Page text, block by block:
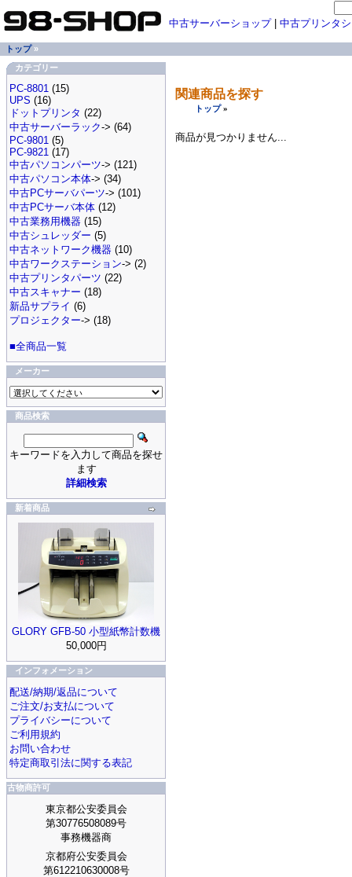
関連商品を探す
トップ»
商品が見つかりません...
中古サーバーショップ| 中古プリンタ
トップ»
カテゴリー
PC-8801 (15)
UPS (16)
ドットプリンタ (22)
中古サーバーラック-> (64)
PC-9801 (5)
PC-9821 (17)
中古パソコンパーツ-> (121)
中古パソコン本体-> (34)
中古PCサーバパーツ-> (101)
中古PCサーバ本体 (12)
中古業務用機器 (15)
中古シュレッダー (5)
中古ネットワーク機器 (10)
中古ワークステーション-> (2)
中古プリンタパーツ (22)
中古スキャナー (18)
新品サプライ (6)
プロジェクター-> (18)
■全商品一覧
メーカー
商品検索
キーワードを入力して商品を探せ
ます
詳細検索
新着商品
GLORY GFB-50 小型紙幣計数機
50,000円
インフォメーション
配送/納期/返品について
ご注文/お支払について
プライバシーについて
ご利用規約
お問い合わせ
特定商取引法に関する表記
古物商許可
東京都公安委員会
第30776508089号
事務機器商
京都府公安委員会
第612210630008号